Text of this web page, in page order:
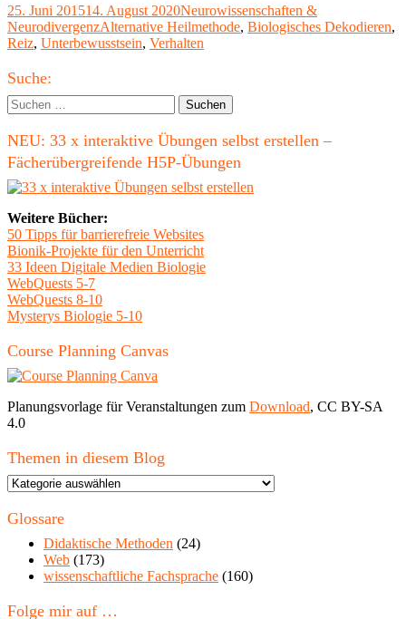
Veröffentlicht
am
25. Juni 201514. August 2020Kategorien
Neurowissenschaften &
NeurodivergenzSchlagwörter
Alternative Heilmethode, Biologisches Dekodieren,
Reiz, Unterbewusstsein, Verhalten
Haupt-
Seitenleiste
Suche:
Suchen
nach:
NEU: 33 x interaktive Übungen selbst erstellen –
Fächerübergreifende H5P-Übungen
Weitere Bücher:
50 Tipps für barrierefreie Websites
Bionik-Projekte für den Unterricht
33 Ideen Digitale Medien Biologie
WebQuests 5-7
WebQuests 8-10
Mysterys Biologie 5-10
Course Planning Canvas
Planungsvorlage für Veranstaltungen zum Download, CC BY-SA
4.0
Themen in diesem Blog
Themen
diesem
Glossare
Didaktische Methoden (24)
Web (173)
wissenschaftliche Fachsprache (160)
Folge mir auf …